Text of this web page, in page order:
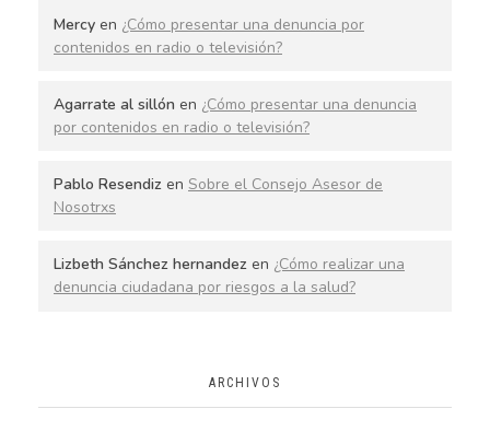
Mercy en ¿Cómo presentar una denuncia por
contenidos en radio o televisión?
Agarrate al sillón en ¿Cómo presentar una denuncia
por contenidos en radio o televisión?
Pablo Resendiz en Sobre el Consejo Asesor de
Nosotrxs
Lizbeth Sánchez hernandez en ¿Cómo realizar una
denuncia ciudadana por riesgos a la salud?
ARCHIVOS